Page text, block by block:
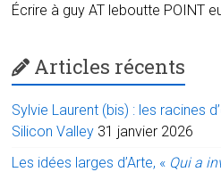
Écrire à guy AT leboutte POINT
Articles récents
Sylvie Laurent (bis) : les racines
Silicon Valley 31 janvier 2026
Les idées larges d’Arte, « Qui a